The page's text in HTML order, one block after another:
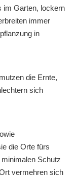
im Garten, lockern
immer
in
die Ernte,
sich
die Orte fürs
Schutz
vermehren sich